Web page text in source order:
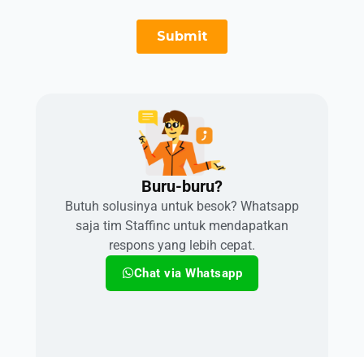
Buru-buru?​
Butuh solusinya untuk besok? Whatsapp
saja tim Staffinc untuk mendapatkan
respons yang lebih cepat.
Chat via Whatsapp